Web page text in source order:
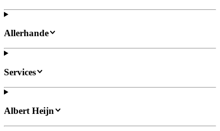
Allerhande
Services
Albert Heijn